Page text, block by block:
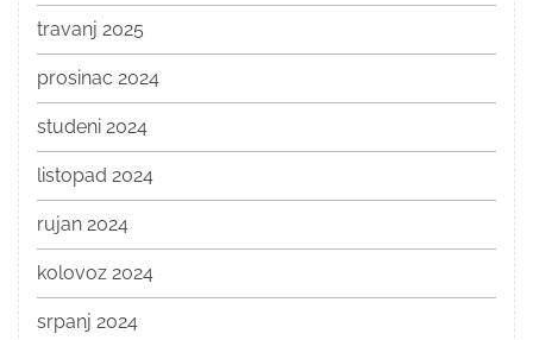
travanj 2025
prosinac 2024
studeni 2024
listopad 2024
rujan 2024
kolovoz 2024
srpanj 2024